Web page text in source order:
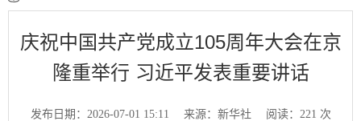
庆祝中国共产党成立105周年大会在京
隆重举行 习近平发表重要讲话
发布日期：2026-07-01 15:11 来源：新华社 阅读： 221 次